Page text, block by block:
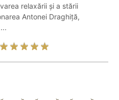
relaxării și a stării
Antonei Draghiță,